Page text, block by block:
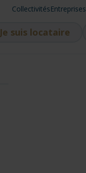
CollectivitésEntreprises
Je suis locataire